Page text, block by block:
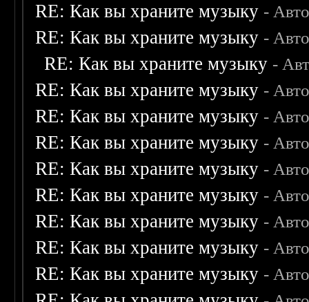
RE: Как вы храните музыку -
RE: Как вы храните музыку -
RE: Как вы храните музыку -
RE: Как вы храните музыку -
RE: Как вы храните музыку -
RE: Как вы храните музыку -
RE: Как вы храните музыку -
RE: Как вы храните музыку -
RE: Как вы храните музыку -
RE: Как вы храните музыку -
RE: Как вы храните музыку -